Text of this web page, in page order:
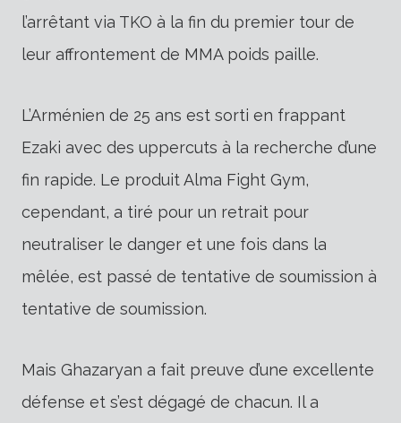
l’arrêtant via TKO à la fin du premier tour de
leur affrontement de MMA poids paille.
L’Arménien de 25 ans est sorti en frappant
Ezaki avec des uppercuts à la recherche d’une
fin rapide. Le produit Alma Fight Gym,
cependant, a tiré pour un retrait pour
neutraliser le danger et une fois dans la
mêlée, est passé de tentative de soumission à
tentative de soumission.
Mais Ghazaryan a fait preuve d’une excellente
défense et s’est dégagé de chacun. Il a